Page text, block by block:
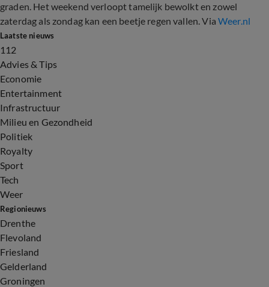
graden. Het weekend verloopt tamelijk bewolkt en zowel
zaterdag als zondag kan een beetje regen vallen. Via Weer.nl
Laatste nieuws
112
Advies & Tips
Economie
Entertainment
Infrastructuur
Milieu en Gezondheid
Politiek
Royalty
Sport
Tech
Weer
Regionieuws
Drenthe
Flevoland
Friesland
Gelderland
Groningen